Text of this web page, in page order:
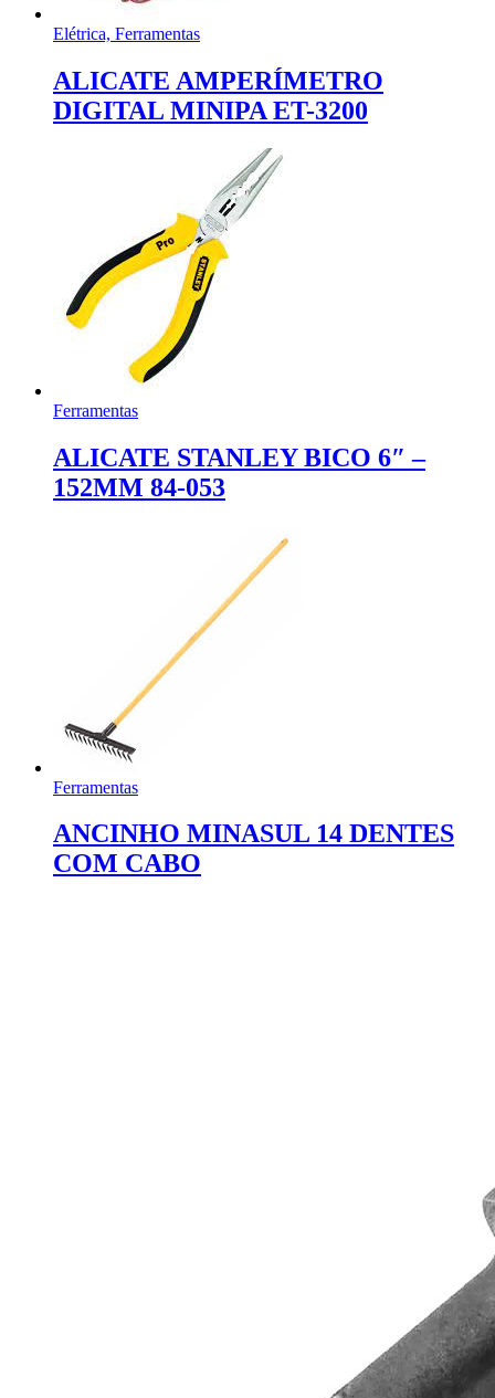
Elétrica, Ferramentas
ALICATE AMPERÍMETRO
DIGITAL MINIPA ET-3200
Ferramentas
ALICATE STANLEY BICO 6″ –
152MM 84-053
Ferramentas
ANCINHO MINASUL 14 DENTES
COM CABO